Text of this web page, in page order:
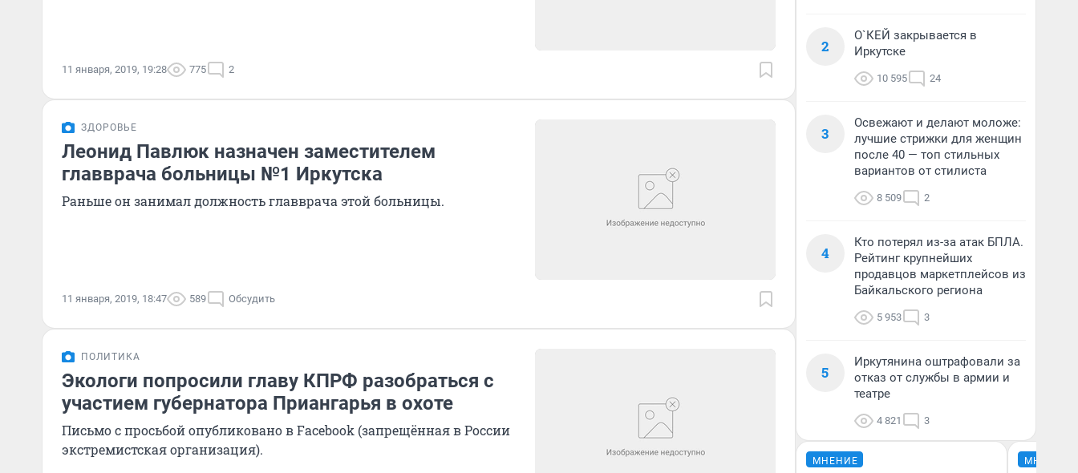
11 января, 2019, 19:28 775 2
ЗДОРОВЬЕ
Леонид Павлюк назначен заместителем
главврача больницы №1 Иркутска
Раньше он занимал должность главврача этой больницы.
11 января, 2019, 18:47 589 Обсудить
ПОЛИТИКА
Экологи попросили главу КПРФ разобраться с
участием губернатора Приангарья в охоте
Письмо с просьбой опубликовано в Facebook (запрещённая в России
экстремистская организация).
2
О`КЕЙ закрывается в
Иркутске
10 595 24
3
Освежают и делают моложе:
лучшие стрижки для женщин
после 40 — топ стильных
вариантов от стилиста
8 509 2
4
Кто потерял из-за атак БПЛА.
Рейтинг крупнейших
продавцов маркетплейсов из
Байкальского региона
5 953 3
5
Иркутянина оштрафовали за
отказ от службы в армии и
театре
4 821 3
МНЕНИЕ МНЕНИЕ